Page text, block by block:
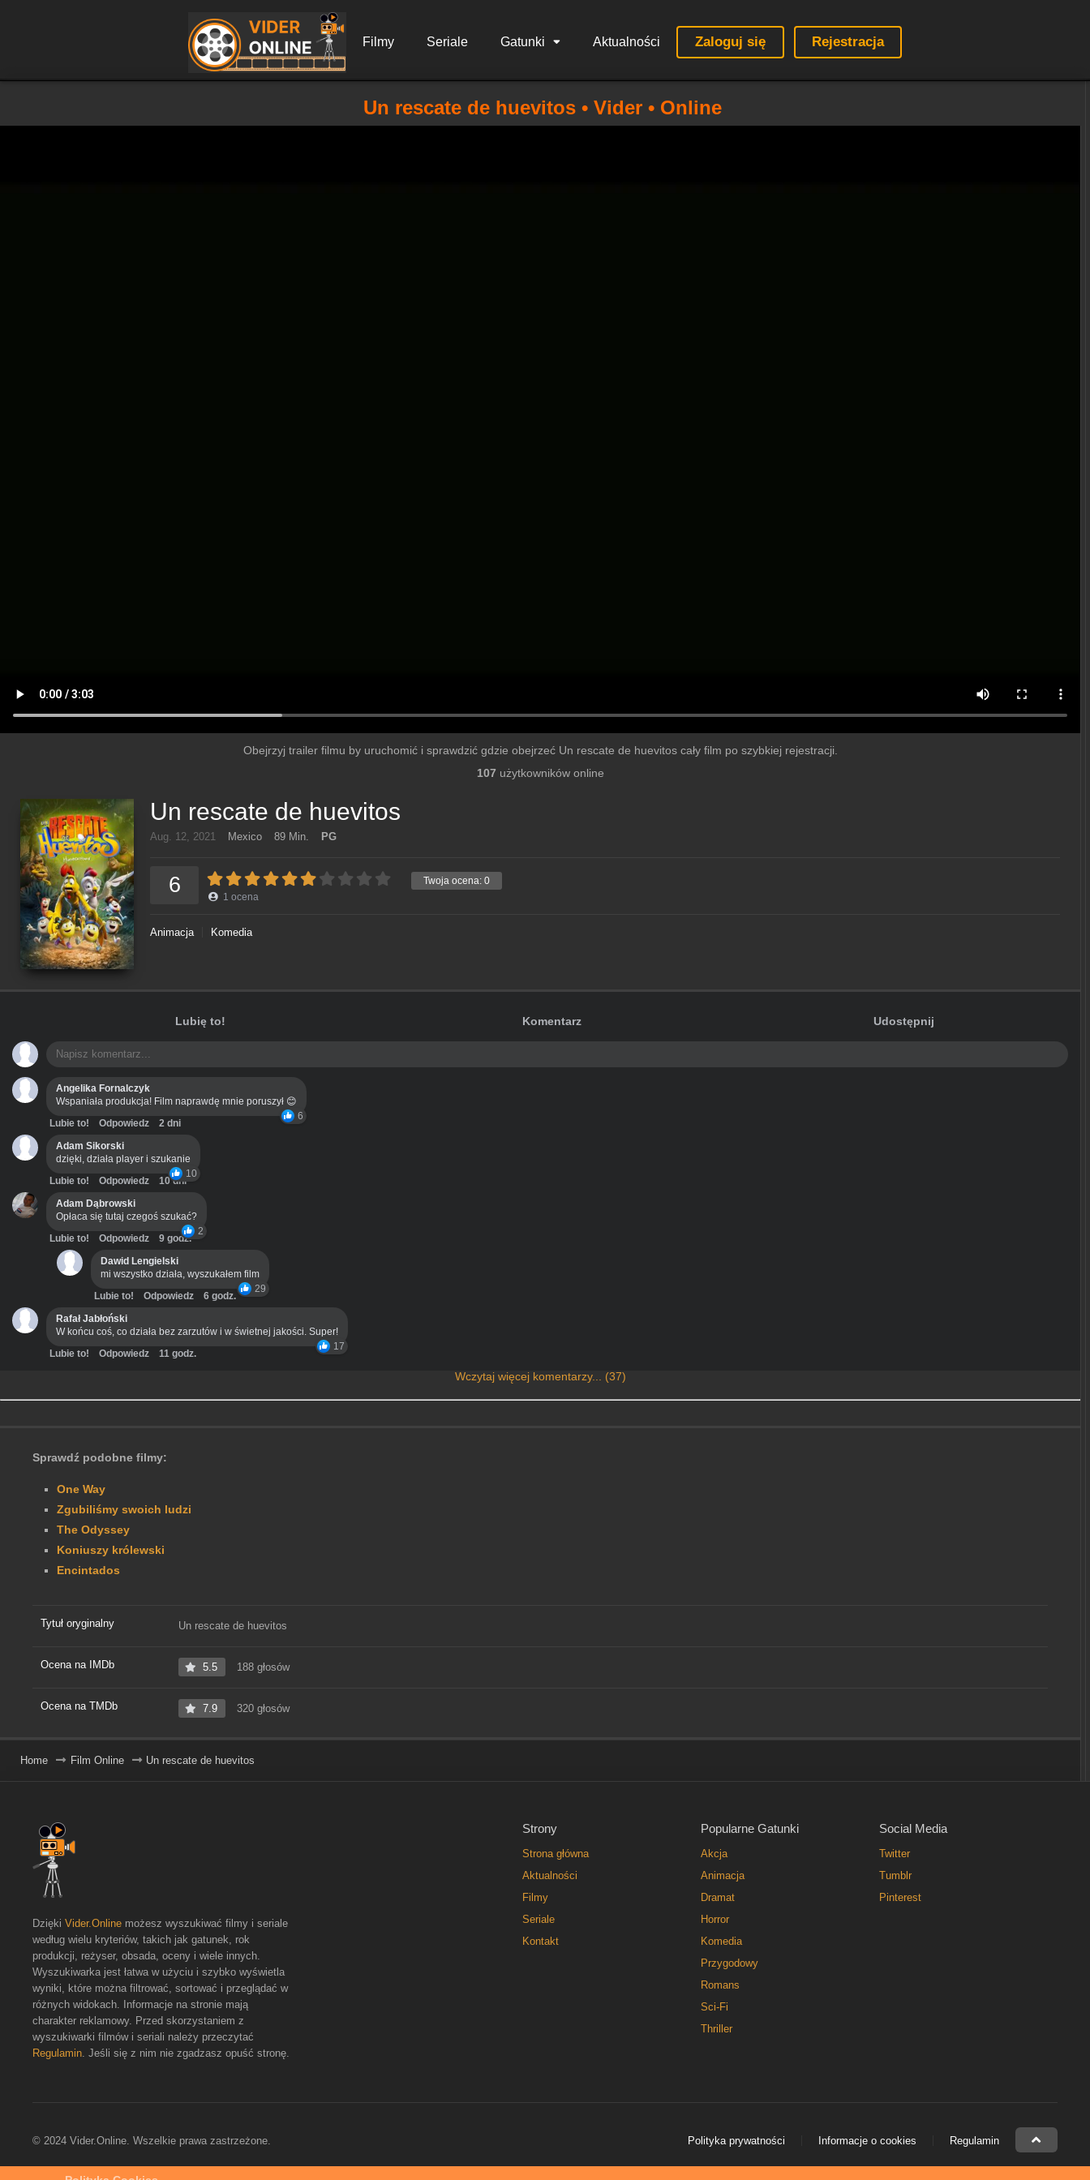
Filmy Seriale Gatunki Aktualności Zaloguj się Rejestracja
Un rescate de huevitos • Vider • Online
Obejrzyj trailer filmu by uruchomić i sprawdzić gdzie obejrzeć Un rescate de huevitos cały film po szybkiej rejestracji.
107 użytkowników online
Un rescate de huevitos
Aug. 12, 2021 Mexico 89 Min. PG
Twoja ocena: 0
6 1 ocena
Animacja Komedia
Lubię to! Komentarz Udostępnij
Angelika Fornalczyk
Wspaniała produkcja! Film naprawdę mnie poruszył 😊
6
Lubie to! Odpowiedz
2 dni
Adam Sikorski
dzięki, działa player i szukanie
10
Lubie to! Odpowiedz
10 dni
Adam Dąbrowski
Opłaca się tutaj czegoś szukać?
2
Lubie to! Odpowiedz
9 godz.
Dawid Lengielski
mi wszystko działa, wyszukałem film
29
Lubie to! Odpowiedz
6 godz.
Rafał Jabłoński
W końcu coś, co działa bez zarzutów i w świetnej jakości. Super!
17
Lubie to! Odpowiedz 11 godz.
Wczytaj więcej komentarzy... (37)
Sprawdź podobne filmy:
One Way
Zgubiliśmy swoich ludzi
The Odyssey
Koniuszy królewski
Encintados
Tytuł oryginalny Un rescate de huevitos
Ocena na IMDb 5.5 188 głosów
Ocena na TMDb 7.9 320 głosów
Home Film Online Un rescate de huevitos
Strony
Strona główna
Aktualności
Filmy
Seriale
Kontakt
Popularne Gatunki
Akcja
Animacja
Dramat
Horror
Komedia
Przygodowy
Romans
Sci-Fi
Thriller
Social Media
Twitter
Tumblr
Pinterest
Dzięki Vider.Online możesz wyszukiwać filmy i seriale
według wielu kryteriów, takich jak gatunek, rok
produkcji, reżyser, obsada, oceny i wiele innych.
Wyszukiwarka jest łatwa w użyciu i szybko wyświetla
wyniki, które można filtrować, sortować i przeglądać w
różnych widokach. Informacje na stronie mają
charakter reklamowy. Przed skorzystaniem z
wyszukiwarki filmów i seriali należy przeczytać
Regulamin. Jeśli się z nim nie zgadzasz opuść stronę.
© 2024 Vider.Online. Wszelkie prawa zastrzeżone. Polityka prywatności Informacje o cookies Regulamin